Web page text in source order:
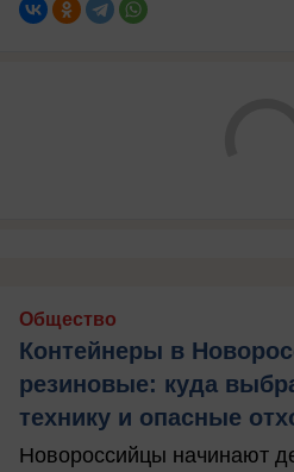
Общество
Контейнеры в
резиновые: куда
технику и опасные
Новороссийцы начинают